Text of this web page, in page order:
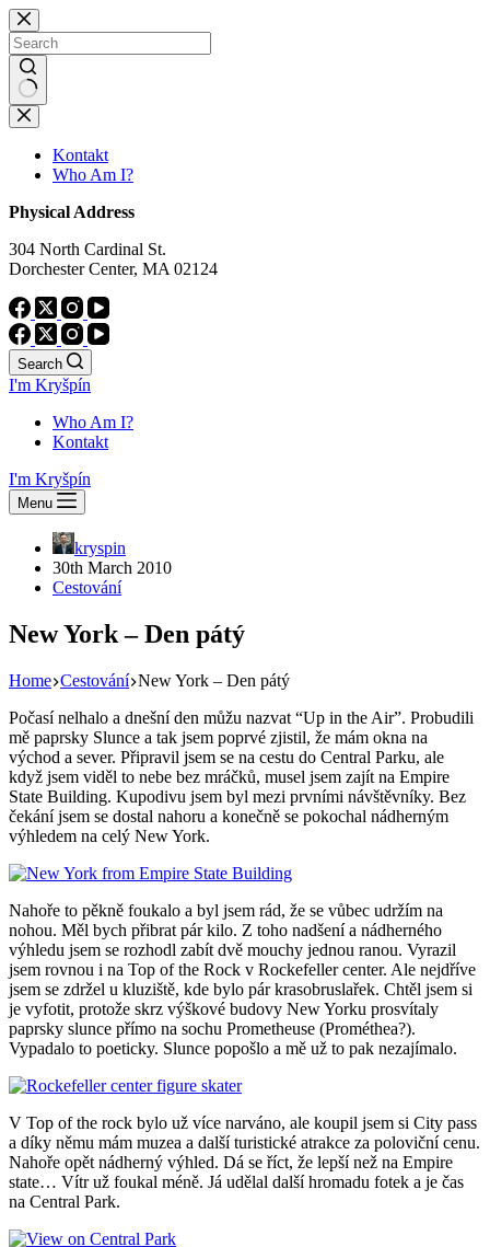
Skip
to
content
No
results
Kontakt
Who Am I?
Physical Address
304 North Cardinal St.
Dorchester Center, MA 02124
Search
I'm Kryšpín
Who Am I?
Kontakt
I'm Kryšpín
Menu
kryspin
30th March 2010
Cestování
New York – Den pátý
Home Cestování New York – Den pátý
Počasí nelhalo a dnešní den můžu nazvat “Up in the Air”. Probudili
mě paprsky Slunce a tak jsem poprvé zjistil, že mám okna na
východ a sever. Připravil jsem se na cestu do Central Parku, ale
když jsem viděl to nebe bez mráčků, musel jsem zajít na Empire
State Building. Kupodivu jsem byl mezi prvními návštěvníky. Bez
čekání jsem se dostal nahoru a konečně se pokochal nádherným
výhledem na celý New York.
Nahoře to pěkně foukalo a byl jsem rád, že se vůbec udržím na
nohou. Měl bych přibrat pár kilo. Z toho nadšení a nádherného
výhledu jsem se rozhodl zabít dvě mouchy jednou ranou. Vyrazil
jsem rovnou i na Top of the Rock v Rockefeller center. Ale nejdříve
jsem se zdržel u kluziště, kde bylo pár krasobruslařek. Chtěl jsem si
je vyfotit, protože skrz výškové budovy New Yorku prosvítaly
paprsky slunce přímo na sochu Prometheuse (Prométhea?).
Vypadalo to poeticky. Slunce popošlo a mě už to pak nezajímalo.
V Top of the rock bylo už více narváno, ale koupil jsem si City pass
a díky němu mám muzea a další turistické atrakce za poloviční cenu.
Nahoře opět nádherný výhled. Dá se říct, že lepší než na Empire
state… Vítr už foukal méně. Já udělal další hromadu fotek a je čas
na Central Park.